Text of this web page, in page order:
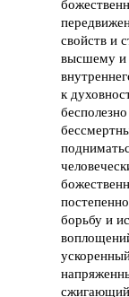
свойств и
высшему и
к
борьбу и
сжигающий